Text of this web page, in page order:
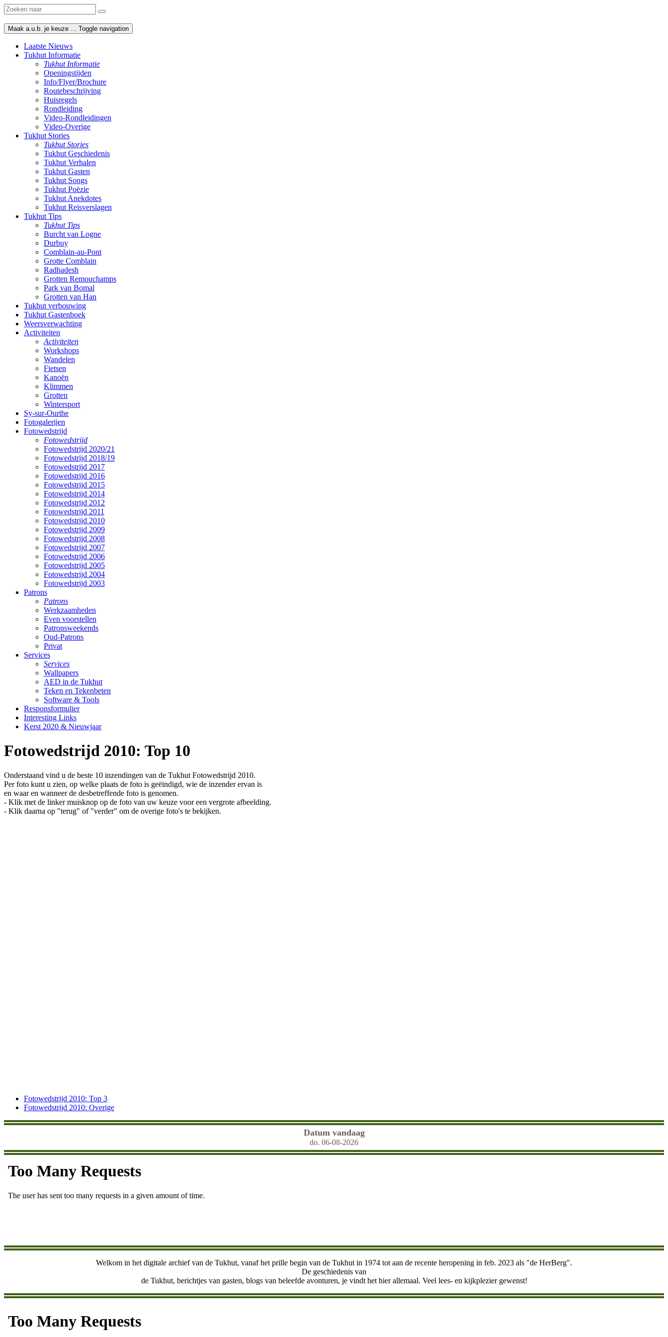
Maak a.u.b. je keuze ... Toggle navigation
Laatste Nieuws
Tukhut Informatie
Tukhut Informatie
Openingstijden
Info/Flyer/Brochure
Routebeschrijving
Huisregels
Rondleiding
Video-Rondleidingen
Video-Overige
Tukhut Stories
Tukhut Stories
Tukhut Geschiedenis
Tukhut Verhalen
Tukhut Gasten
Tukhut Songs
Tukhut Poëzie
Tukhut Anekdotes
Tukhut Reisverslagen
Tukhut Tips
Tukhut Tips
Burcht van Logne
Durbuy
Comblain-au-Pont
Grotte Comblain
Radhadesh
Grotten Remouchamps
Park van Bomal
Grotten van Han
Tukhut verbouwing
Tukhut Gastenboek
Weersverwachting
Activiteiten
Activiteiten
Workshops
Wandelen
Fietsen
Kanoën
Klimmen
Grotten
Wintersport
Sy-sur-Ourthe
Fotogalerijen
Fotowedstrijd
Fotowedstrijd
Fotowedstrijd 2020/21
Fotowedstrijd 2018/19
Fotowedstrijd 2017
Fotowedstrijd 2016
Fotowedstrijd 2015
Fotowedstrijd 2014
Fotowedstrijd 2012
Fotowedstrijd 2011
Fotowedstrijd 2010
Fotowedstrijd 2009
Fotowedstrijd 2008
Fotowedstrijd 2007
Fotowedstrijd 2006
Fotowedstrijd 2005
Fotowedstrijd 2004
Fotowedstrijd 2003
Patrons
Patrons
Werkzaamheden
Even voorstellen
Patronsweekends
Oud-Patrons
Privat
Services
Services
Wallpapers
AED in de Tukhut
Teken en Tekenbeten
Software & Tools
Responsformulier
Interesting Links
Kerst 2020 & Nieuwjaar
Fotowedstrijd 2010: Top 10
Onderstaand vind u de beste 10 inzendingen van de Tukhut Fotowedstrijd 2010.
Per foto kunt u zien, op welke plaats de foto is geëindigd, wie de inzender ervan is
en waar en wanneer de desbetreffende foto is genomen.
- Klik met de linker muisknop op de foto van uw keuze voor een vergrote afbeelding.
- Klik daarna op "terug" of "verder" om de overige foto's te bekijken.
Fotowedstrijd 2010: Top 3
Fotowedstrijd 2010: Overige
Datum vandaag
do. 06-08-2026
Welkom in het digitale archief van de Tukhut, vanaf het prille begin van de Tukhut in 1974 tot aan de recente heropening in feb. 2023 als "de HerBerg".
De geschiedenis van
de Tukhut, berichtjes van gasten, blogs van beleefde avonturen, je vindt het hier allemaal. Veel lees- en kijkplezier gewenst!